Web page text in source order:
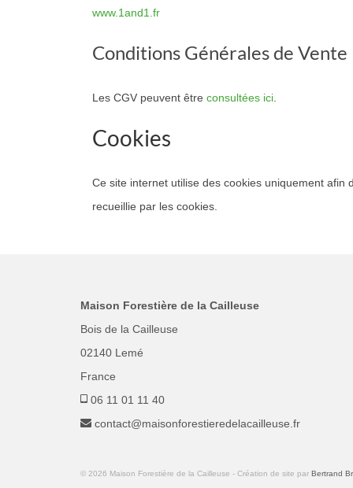
www.1and1.fr
Conditions Générales de Vente
Les CGV peuvent être consultées ici
Cookies
Ce site internet utilise des cookies uniquement afin
recueillie par les cookies.
Maison Forestière de la Cailleuse
Bois de la Cailleuse
02140 Lemé
France
06 11 01 11 40
contact@maisonforestieredelacailleuse.fr
© 2026 Maison Forestière de la Cailleuse - Création de site par Bertrand